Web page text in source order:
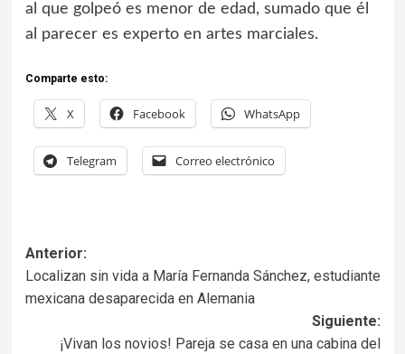
al que golpeó es menor de edad, sumado que él
al parecer es experto en artes marciales.
Comparte esto:
X Facebook WhatsApp
Telegram Correo electrónico
Anterior:
Localizan sin vida a María Fernanda Sánchez, estudiante
mexicana desaparecida en Alemania
Siguiente:
¡Vivan los novios! Pareja se casa en una cabina del